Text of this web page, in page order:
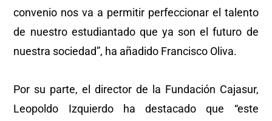
convenio nos va a permitir perfeccionar el talento
de nuestro estudiantado que ya son el futuro de
nuestra sociedad”, ha añadido Francisco Oliva.
Por su parte, el director de la Fundación Cajasur,
Leopoldo Izquierdo ha destacado que “este